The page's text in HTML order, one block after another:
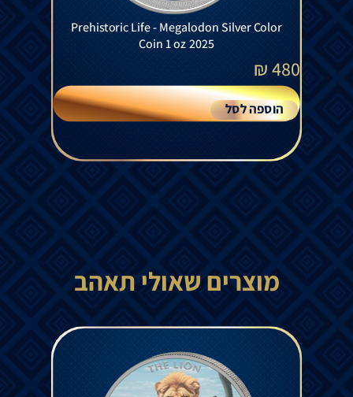
Prehistoric Life - Megalodon Silver Color
Coin 1 oz 2025
480
₪
הוספה לסל
מוצרים שאולי תאהב